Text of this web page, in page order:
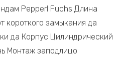
Pepperl Fuchs Длина
короткого замыкания да
да Корпус Цилиндрический
Монтаж заподлицо